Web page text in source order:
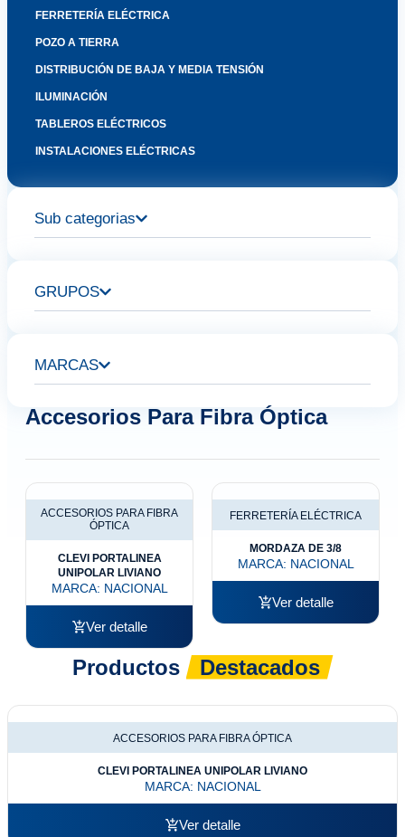
FERRETERÍA ELÉCTRICA
POZO A TIERRA
DISTRIBUCIÓN DE BAJA Y MEDIA TENSIÓN
ILUMINACIÓN
TABLEROS ELÉCTRICOS
INSTALACIONES ELÉCTRICAS
Sub categorias
GRUPOS
MARCAS
Accesorios Para Fibra Óptica
ACCESORIOS PARA FIBRA
ÓPTICA
CLEVI PORTALINEA
UNIPOLAR LIVIANO
MARCA: NACIONAL
Ver detalle
FERRETERÍA ELÉCTRICA
MORDAZA DE 3/8
MARCA: NACIONAL
Ver detalle
Productos Destacados
ACCESORIOS PARA FIBRA ÓPTICA
CLEVI PORTALINEA UNIPOLAR LIVIANO
MARCA: NACIONAL
Ver detalle